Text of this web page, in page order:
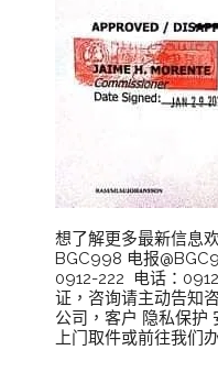
想了解更多最新信息
BGC998 电报
0912-222 电话：
证，咨询请主动告知
公司，客户 隐私保护
上门取件或前往我们